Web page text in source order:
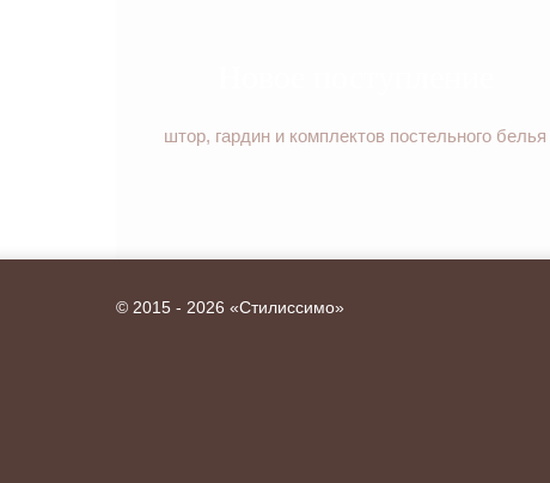
штор, гардин и комплектов постельного белья
© 2015 - 2026 «Стилиссимо»